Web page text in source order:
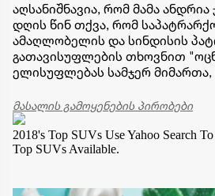
აღსანიშნავია, რომ მამა
დღის წინ თქვა, რომ
ამაღლობელის და სინდისის
გათავისუფლების თხოვნით
ელისუფლებას სამჯერ მიმართა,
მასალის გამოყენების პირობები
2018's Top SUVs Use Yahoo Search
Top SUVs Available.